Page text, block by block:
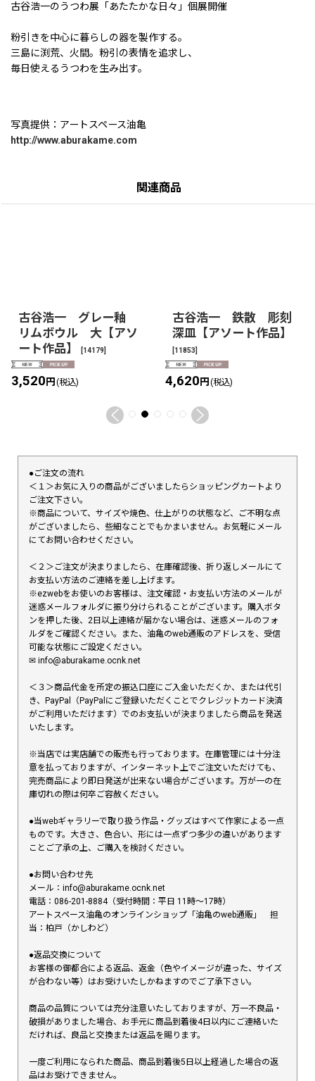
古谷浩一のうつわ展「あたたかな日々」個展開催
粉引きを中心に暮らしの器を製作する。
三島に渕荒、火間。粉引の表情を追求し、
毎日使えるうつわを生み出す。
写真提供：アートスペース油亀
http://www.aburakame.com
関連商品
古谷浩一 グレー釉
リムボウル 大【アソ
ート作品】
[14179]
3,520円 (税込)
古谷浩一 鉄散 彫刻
深皿【アソート作品】
[11853]
4,620円 (税込)
●ご注文の流れ
＜１＞お気に入りの商品がございましたらショッピングカートより
ご注文下さい。
※商品について、サイズや焼色、仕上がりの状態など、ご不明な点
がございましたら、些細なことでもかまいません。お気軽にメール
にてお問い合わせください。
＜２＞ご注文が決まりましたら、在庫確認後、折り返しメールにて
お支払い方法のご連絡を差し上げます。
※ezwebをお使いのお客様は、注文確認・お支払い方法のメールが
迷惑メールフォルダに振り分けられることがございます。購入ボタ
ンを押した後、2日以上連絡が届かない場合は、迷惑メールのフォ
ルダをご確認ください。また、油亀のweb通販のアドレスを、受信
可能な状態にご設定ください。
✉︎ info@aburakame.ocnk.net
＜３＞商品代金を所定の振込口座にご入金いただくか、または代引
き、PayPal（PayPalにご登録いただくことでクレジットカード決済
がご利用いただけます）でのお支払いが決まりましたら商品を発送
いたします。
※当店では実店舗での販売も行っております。在庫管理には十分注
意を払っておりますが、インターネット上でご注文いただけても、
完売商品により即日発送が出来ない場合がございます。万が一の在
庫切れの際は何卒ご容赦ください。
●当webギャラリーで取り扱う作品・グッズはすべて作家による一点
ものです。大きさ、色合い、形には一点ずつ多少の違いがあります
ことご了承の上、ご購入を検討ください。
●お問い合わせ先
メール：info@aburakame.ocnk.net
電話：086-201-8884（受付時間：平日 11時〜17時）
アートスペース油亀のオンラインショップ「油亀のweb通販」 担
当：柏戸（かしわど）
●返品交換について
お客様の御都合による返品、返金（色やイメージが違った、サイズ
が合わない等）はお受けいたしかねますのでご了承下さい。
商品の品質については充分注意いたしておりますが、万一不良品・
破損がありました場合、お手元に商品到着後4日以内にご連絡いた
だければ、良品と交換または返品を賜ります。
一度ご利用になられた商品、商品到着後5日以上経過した場合の返
品はお受けできません。